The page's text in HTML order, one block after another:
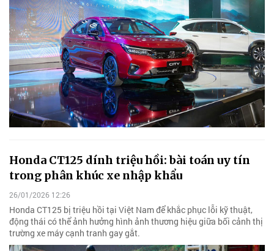
Honda CT125 dính triệu hồi: bài toán uy tín
trong phân khúc xe nhập khẩu
26/01/2026 12:26
Honda CT125 bị triệu hồi tại Việt Nam để khắc phục lỗi kỹ thuật,
động thái có thể ảnh hưởng hình ảnh thương hiệu giữa bối cảnh thị
trường xe máy cạnh tranh gay gắt.